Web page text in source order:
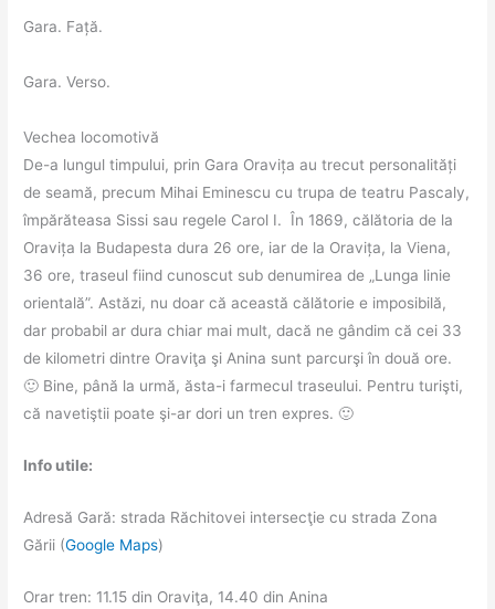
Gara. Față.
Gara. Verso.
Vechea locomotivă
De-a lungul timpului, prin Gara Oravița au trecut personalități
de seamă, precum Mihai Eminescu cu trupa de teatru Pascaly,
împărăteasa Sissi sau regele Carol I. În 1869, călătoria de la
Oravița la Budapesta dura 26 ore, iar de la Oravița, la Viena,
36 ore, traseul fiind cunoscut sub denumirea de „Lunga linie
orientală”. Astăzi, nu doar că această călătorie e imposibilă,
dar probabil ar dura chiar mai mult, dacă ne gândim că cei 33
de kilometri dintre Oraviţa şi Anina sunt parcurşi în două ore.
🙂 Bine, până la urmă, ăsta-i farmecul traseului. Pentru turişti,
că navetiştii poate şi-ar dori un tren expres. 🙂
Info utile:
Adresă Gară: strada Răchitovei intersecţie cu strada Zona
Gării (Google Maps)
Orar tren: 11.15 din Oraviţa, 14.40 din Anina